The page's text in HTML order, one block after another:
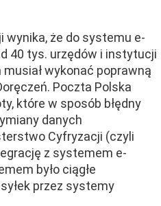
że do systemu e-
40 tys. urzędów i instytucji
wykonać poprawną
Poczta Polska
które w sposób błędny
danych
Cyfryzacji (czyli
z systemem e-
było ciągłe
przez systemy